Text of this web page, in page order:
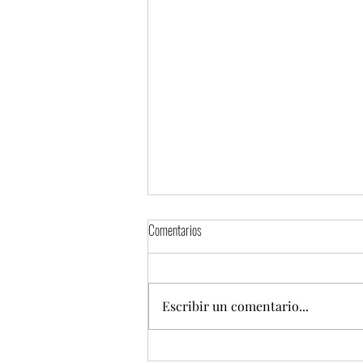
Festival del Pulque, Gastronomía Típica y
Comentarios
Escribir un comentario...